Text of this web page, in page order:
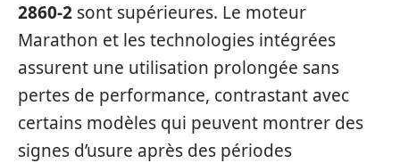
2860-2 sont supérieures. Le moteur
Marathon et les technologies intégrées
assurent une utilisation prolongée sans
pertes de performance, contrastant avec
certains modèles qui peuvent montrer des
signes d’usure après des périodes